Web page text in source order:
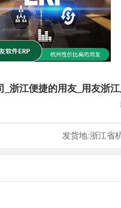
_浙江便捷的用友_用友浙
发货地:浙江省